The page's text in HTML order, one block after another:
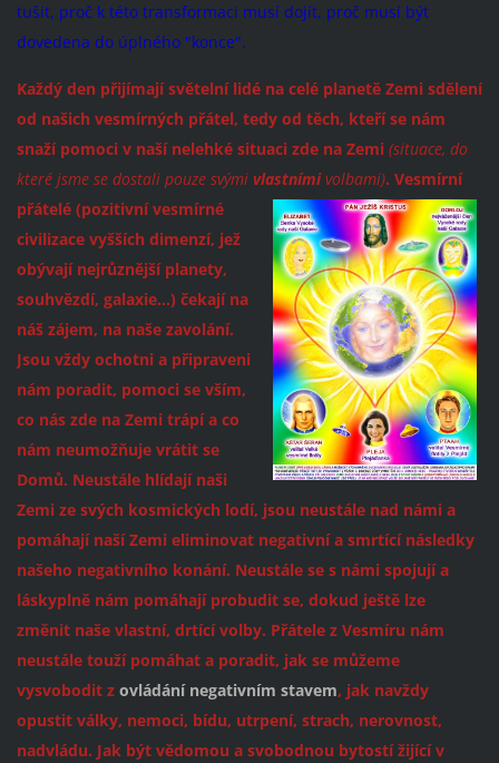
tušit, proč k této transformaci musí dojít, proč musí být
dovedena do úplného "konce".
Každý den přijímají světelní lidé na celé planetě Zemi sdělení
od našich vesmírných přátel, tedy od těch, kteří se nám
snaží pomoci v naší nelehké situaci zde na Zemi (situace, do
které jsme se dostali pouze svýmivlastnímivolbami). Vesmírní
přátelé (pozitivní vesmírné
civilizace vyšších dimenzí, jež
obývají nejrůznější planety,
souhvězdí, galaxie...) čekají na
náš zájem, na naše zavolání.
Jsou vždy ochotni a připraveni
nám poradit, pomoci se vším,
co nás zde na Zemi trápí a co
nám neumožňuje vrátit se
Domů. Neustále hlídají naši
Zemi ze svých kosmických lodí, jsou neustále nad námi a
pomáhají naší Zemi eliminovat negativní a smrtící následky
našeho negativního konání. Neustále se s námi spojují a
láskyplně nám pomáhají probudit se, dokud ještě lze
změnit naše vlastní, drtící volby. Přátele z Vesmíru nám
neustále touží pomáhat a poradit, jak se můžeme
vysvobodit z ovládání negativním stavem, jak navždy
opustit války, nemoci, bídu, utrpení, strach, nerovnost,
nadvládu. Jak být vědomou a svobodnou bytostí žijící v